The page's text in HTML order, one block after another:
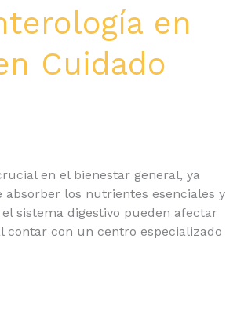
en
Cuidado
en el bienestar general, ya
los nutrientes esenciales y
sistema digestivo pueden afectar
contar con un centro especializado